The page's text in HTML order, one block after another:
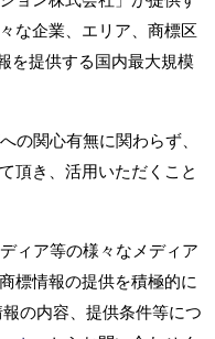
な企業、エリア、商標区
を提供する国内最大規模
の関心有無に関わらず、
頂き、活用いただくこと
ィア等の様々なメディア
標情報の提供を積極的に
の内容、提供条件等につ